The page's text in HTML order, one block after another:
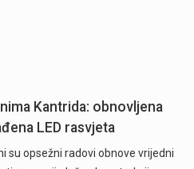
Kantrida: obnovljena
LED rasvjeta
su opsežni radovi obnove vrijedni